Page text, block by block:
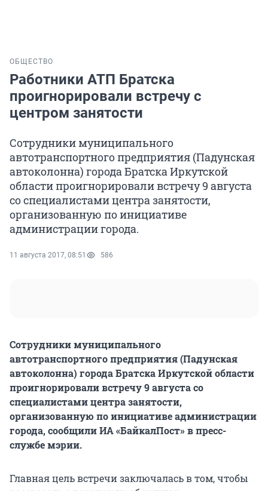
ОБЩЕСТВО
Работники АТП Братска
проигнорировали встречу с
центром занятости
Сотрудники муниципального
автотранспортного предприятия (Падунская
автоколонна) города Братска Иркутской
области проигнорировали встречу 9 августа
со специалистами центра занятости,
организованную по инициативе
администрации города.
11 августа 2017, 08:51 586
Сотрудники муниципального
автотранспортного предприятия (Падунская
автоколонна) города Братска Иркутской области
проигнорировали встречу 9 августа со
специалистами центра занятости,
организованную по инициативе администрации
города, сообщили ИА «БайкалПост» в пресс-
службе мэрии.
Главная цель встречи заключалась в том, чтобы